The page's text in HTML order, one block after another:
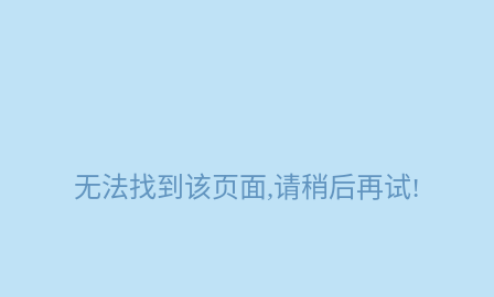
无法找到该页面,请稍后再试!